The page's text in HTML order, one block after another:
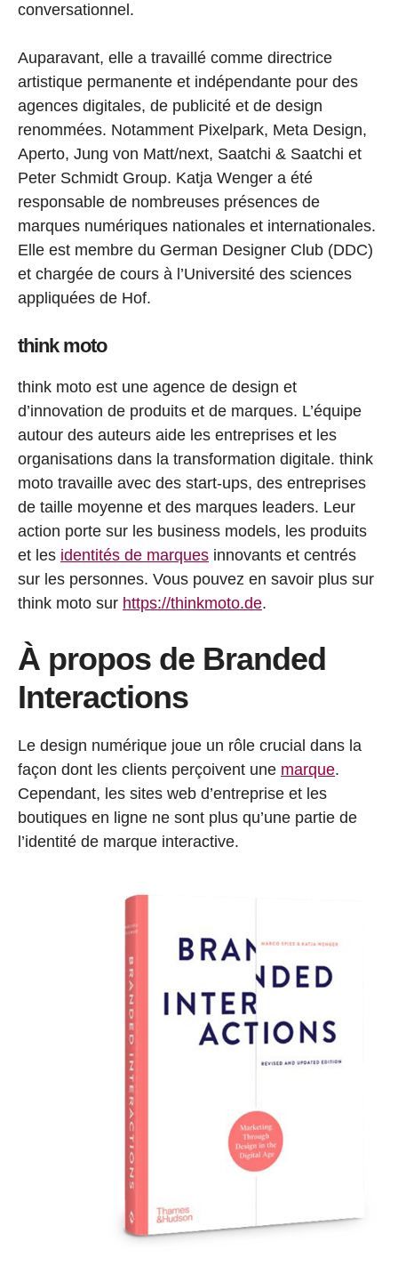
conversationnel.
Auparavant, elle a travaillé comme directrice
artistique permanente et indépendante pour des
agences digitales, de publicité et de design
renommées. Notamment Pixelpark, Meta Design,
Aperto, Jung von Matt/next, Saatchi & Saatchi et
Peter Schmidt Group. Katja Wenger a été
responsable de nombreuses présences de
marques numériques nationales et internationales.
Elle est membre du German Designer Club (DDC)
et chargée de cours à l’Université des sciences
appliquées de Hof.
think moto
think moto est une agence de design et
d’innovation de produits et de marques. L’équipe
autour des auteurs aide les entreprises et les
organisations dans la transformation digitale. think
moto travaille avec des start-ups, des entreprises
de taille moyenne et des marques leaders. Leur
action porte sur les business models, les produits
et les identités de marques innovants et centrés
sur les personnes. Vous pouvez en savoir plus sur
think moto sur https://thinkmoto.de.
À propos de Branded
Interactions
Le design numérique joue un rôle crucial dans la
façon dont les clients perçoivent une marque.
Cependant, les sites web d’entreprise et les
boutiques en ligne ne sont plus qu’une partie de
l’identité de marque interactive.